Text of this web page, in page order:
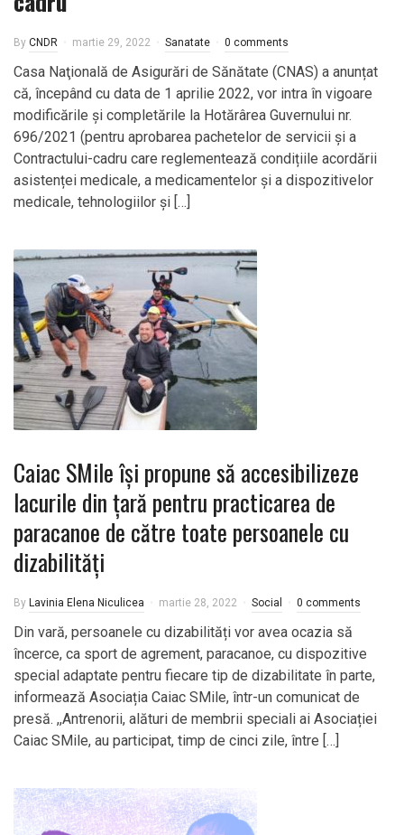
By CNDR martie 29, 2022 Sanatate 0 comments
Casa Naţională de Asigurări de Sănătate (CNAS) a anunțat
că, începând cu data de 1 aprilie 2022, vor intra în vigoare
modificările și completările la Hotărârea Guvernului nr.
696/2021 (pentru aprobarea pachetelor de servicii și a
Contractului-cadru care reglementează condițiile acordării
asistenței medicale, a medicamentelor și a dispozitivelor
medicale, tehnologiilor și […]
Caiac SMile își propune să accesibilizeze
lacurile din țară pentru practicarea de
paracanoe de către toate persoanele cu
dizabilități
By Lavinia Elena Niculicea martie 28, 2022 Social 0 comments
Din vară, persoanele cu dizabilități vor avea ocazia să
încerce, ca sport de agrement, paracanoe, cu dispozitive
special adaptate pentru fiecare tip de dizabilitate în parte,
informează Asociația Caiac SMile, într-un comunicat de
presă. ,,Antrenorii, alături de membrii speciali ai Asociației
Caiac SMile, au participat, timp de cinci zile, între […]